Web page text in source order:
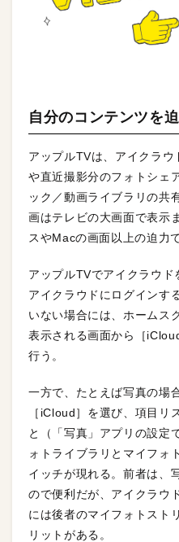
自分のコンテンツを
アップルTVは、アイクラ
や直近撮影分のフォトシェ
ック／動画ライブラリの共
画はテレビの大画面で表示
スやMacの画面以上の迫力
アップルTVでアイクラウド
アイクラウドにログインす
いない場合には、ホームス
表示される画面から［
行う。
一方で、たとえば写真の場
［iCloud］を選び、項目リ
と（「写真」アプリの設定
ォトライブラリとマイフォ
イッチが現れる。前者は、
ので便利だが、アイクラウ
には後者のマイフォトスト
リットがある。